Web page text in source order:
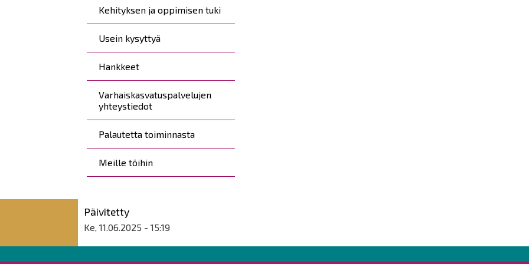
Kehityksen ja oppimisen tuki
Usein kysyttyä
Hankkeet
Varhaiskasvatuspalvelujen
yhteystiedot
Palautetta toiminnasta
Meille töihin
Päivitetty
Ke, 11.06.2025 - 15:19